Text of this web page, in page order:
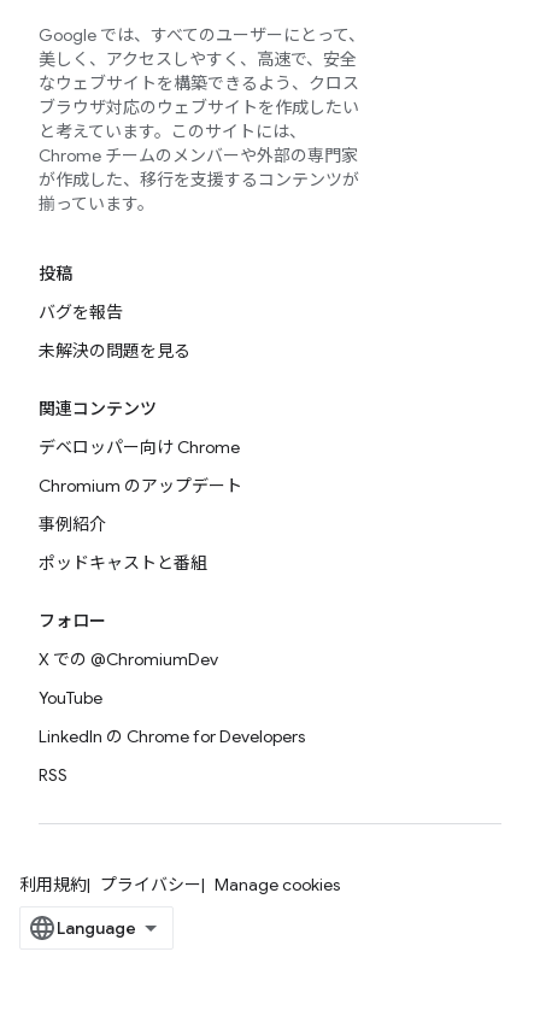
Google では、すべてのユーザーにとって、
美しく、アクセスしやすく、高速で、安全
なウェブサイトを構築できるよう、クロス
ブラウザ対応のウェブサイトを作成したい
と考えています。このサイトには、
Chrome チームのメンバーや外部の専門家
が作成した、移行を支援するコンテンツが
揃っています。
投稿
バグを報告
未解決の問題を見る
関連コンテンツ
デベロッパー向け Chrome
Chromium のアップデート
事例紹介
ポッドキャストと番組
フォロー
X での @ChromiumDev
YouTube
LinkedIn の Chrome for Developers
RSS
利用規約 プライバシー Manage cookies